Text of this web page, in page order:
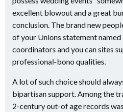
excellent blowout and a great
conclusion. The brand new
of your Unions statement
coordinators and you can sites
professional-bono qualities.
A lot of such choice should
bipartisan support. Among the
2-century out-of age records